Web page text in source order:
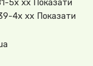
4x xxПоказати